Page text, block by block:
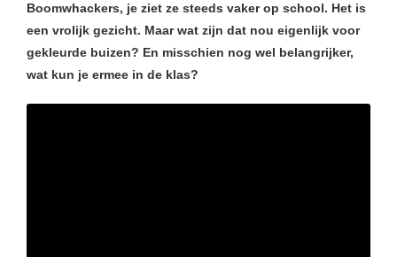
Boomwhackers, je ziet ze steeds vaker op school. Het is
een vrolijk gezicht. Maar wat zijn dat nou eigenlijk voor
gekleurde buizen? En misschien nog wel belangrijker,
wat kun je ermee in de klas?